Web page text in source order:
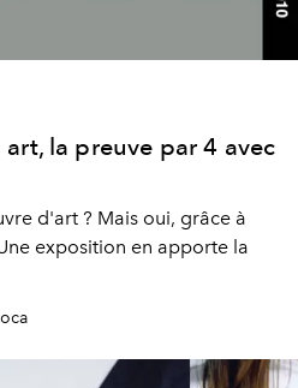
art, la preuve par 4 avec
d'art ? Mais oui, grâce à
exposition en apporte la